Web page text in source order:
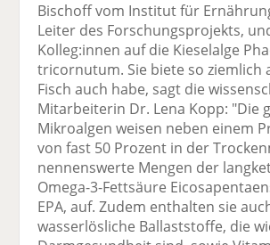
Bischoff vom Institut für
Leiter des Forschungsprojekts,
Kolleg:innen auf die Kieselalge
tricornutum. Sie biete so ziemlich
Fisch auch habe, sagt die
Mitarbeiterin Dr. Lena Kopp: "Die
Mikroalgen weisen neben einem
von fast 50 Prozent in der
nennenswerte Mengen der
Omega-3-Fettsäure
EPA, auf. Zudem enthalten sie
wasserlösliche Ballaststoffe, die